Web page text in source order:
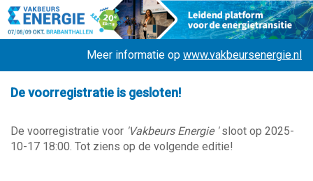
Meer informatie op www.vakbeursenergie.nl
De voorregistratie is gesloten!
De voorregistratie voor 'Vakbeurs Energie ' sloot op 2025-
10-17 18:00. Tot ziens op de volgende editie!